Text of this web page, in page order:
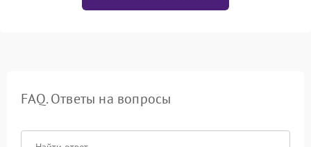
FAQ. Ответы на вопросы